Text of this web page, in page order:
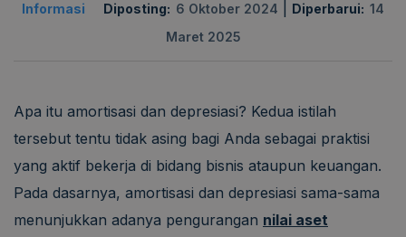
Informasi Diposting: 6 Oktober 2024 Diperbarui: 14
Maret 2025
Apa itu amortisasi dan depresiasi? Kedua istilah
tersebut tentu tidak asing bagi Anda sebagai praktisi
yang aktif bekerja di bidang bisnis ataupun keuangan.
Pada dasarnya, amortisasi dan depresiasi sama-sama
menunjukkan adanya pengurangan nilai aset